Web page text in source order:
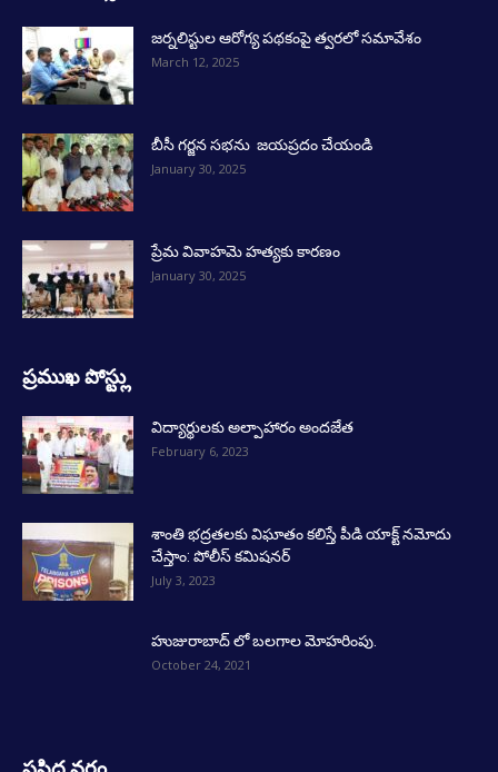
జర్నలిస్టుల ఆరోగ్య పథకంపై త్వరలో సమావేశం
March 12, 2025
బీసీ గర్జన సభను జయప్రదం చేయండి
January 30, 2025
ప్రేమ వివాహమె హత్యకు కారణం
January 30, 2025
ప్రముఖ పోస్ట్లు
విద్యార్థులకు అల్పాహారం అందజేత
February 6, 2023
శాంతి భద్రతలకు విఘాతం కలిస్తే పీడి యాక్ట్ నమోదు
చేస్తాం: పోలీస్ కమిషనర్
July 3, 2023
హుజురాబాద్ లో బలగాల మోహరింపు.
October 24, 2021